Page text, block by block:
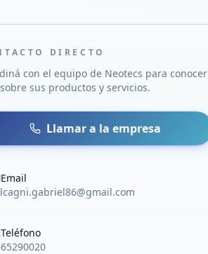
DIRECTO
con el equipo de Neotecs para conocer
sus productos y servicios.
Llamar a la empresa
Email
Teléfono